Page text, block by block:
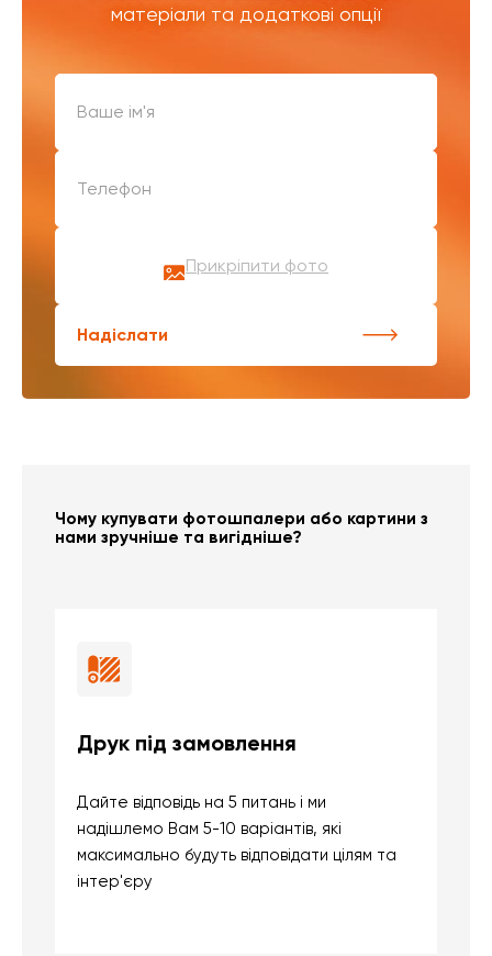
матеріали та додаткові опції
Прикріпити фото
Надіслати
Чому купувати фотошпалери або картини з
нами зручніше та вигідніше?
Друк під замовлення
Дайте відповідь на 5 питань і ми
надішлемо Вам 5-10 варіантів, які
максимально будуть відповідати цілям та
інтер'єру